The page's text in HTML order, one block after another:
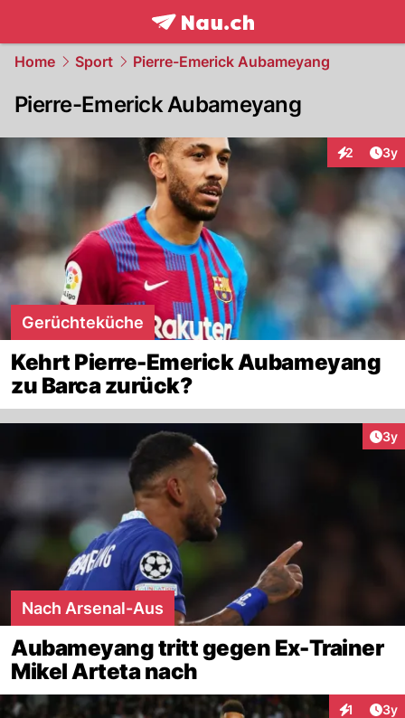
frontpage.NAU.ch
Home Sport Pierre-Emerick Aubameyang
Pierre-Emerick Aubameyang
2 3y
Gerüchteküche
Kehrt Pierre-Emerick Aubameyang
zu Barca zurück?
3y
Nach Arsenal-Aus
Aubameyang tritt gegen Ex-Trainer
Mikel Arteta nach
1 3y